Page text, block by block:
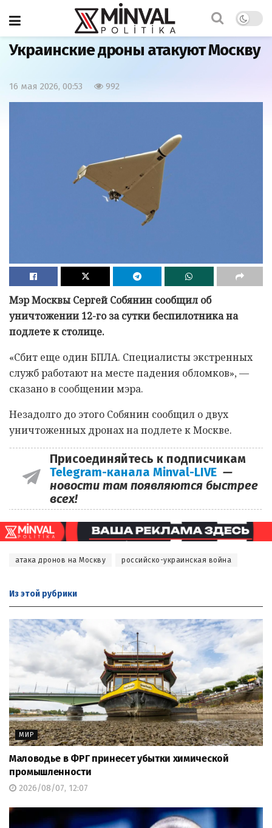
Главная
Украинские дроны атакуют Москву
16 мая 2026, 00:53 992
Мэр Москвы Сергей Собянин сообщил об
уничтожении 12-го за сутки беспилотника на
подлете к столице.
«Сбит еще один БПЛА. Специалисты экстренных
служб работают на месте падения обломков», —
сказано в сообщении мэра.
Незадолго до этого Собянин сообщил о двух
уничтоженных дронах на подлете к Москве.
Присоединяйтесь к подписчикам
Telegram-канала Minval-LIVE —
новости там появляются быстрее
всех!
атака дронов на Москву российско-украинская война
Из этой рубрики
МИР
Маловодье в ФРГ принесет убытки химической
промышленности
2026/08/07, 12:07